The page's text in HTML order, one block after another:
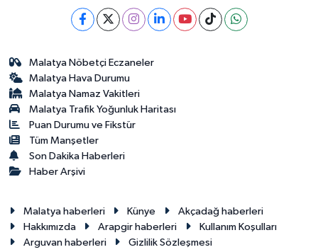
Malatya Nöbetçi Eczaneler
Malatya Hava Durumu
Malatya Namaz Vakitleri
Malatya Trafik Yoğunluk Haritası
Puan Durumu ve Fikstür
Tüm Manşetler
Son Dakika Haberleri
Haber Arşivi
Malatya haberleri Künye
Akçadağ haberleri
Hakkımızda
Arapgir haberleri
Kullanım Koşulları
Arguvan haberleri
Gizlilik Sözleşmesi